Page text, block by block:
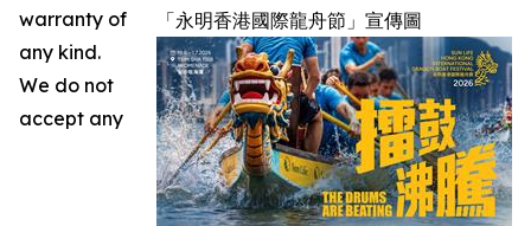
「永明香港國際龍舟節」宣傳圖
warranty of
any kind.
We do not
accept any